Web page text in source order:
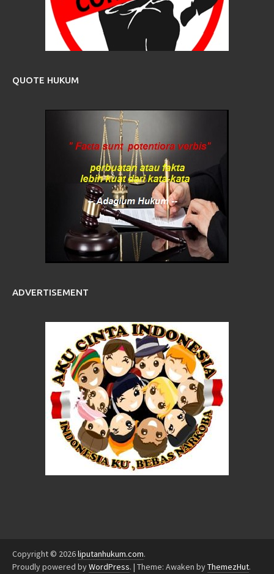
QUOTE HUKUM
ADVERTISEMENT
Copyright © 2026liputanhukum.com.
Proudly powered byWordPress. | Theme: Awaken byThemezHut.